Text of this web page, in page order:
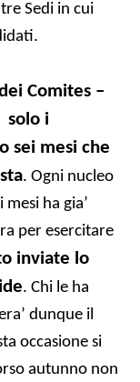
Sedi in cui
Comites –
solo i
sei mesi che
. Ogni nucleo
ha gia’
per esercitare
inviate lo
. Chi le ha
dunque il
occasione si
autunno non